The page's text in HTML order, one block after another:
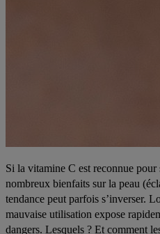
Si la vitamine C est reconnue pour
nombreux bienfaits sur la peau
tendance peut parfois s’inverser.
mauvaise utilisation expose
dangers. Lesquels ? Et comment